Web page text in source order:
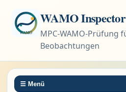
WAMO Inspector
MPC-WAMO-Prüfung
Beobachtungen
☰ Menü